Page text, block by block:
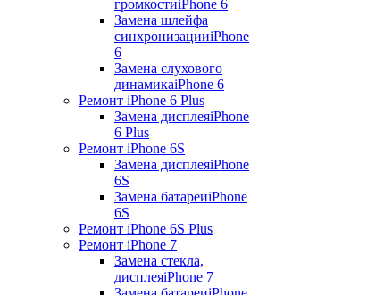
громкостиiPhone 6
Замена шлейфа
синхронизацииiPhone
6
Замена слухового
динамикаiPhone 6
Ремонт iPhone 6 Plus
Замена дисплеяiPhone
6 Plus
Ремонт iPhone 6S
Замена дисплеяiPhone
6S
Замена батареиiPhone
6S
Ремонт iPhone 6S Plus
Ремонт iPhone 7
Замена стекла,
дисплеяiPhone 7